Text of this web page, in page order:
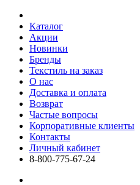
Каталог
Акции
Новинки
Бренды
Текстиль на заказ
О нас
Доставка и оплата
Возврат
Частые вопросы
Корпоративные клиенты
Контакты
Личный кабинет
8-800-775-67-24